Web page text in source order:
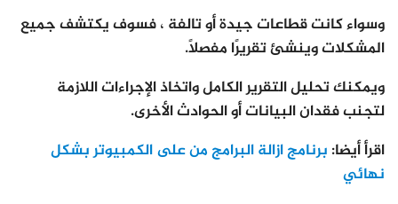
وسواء كانت قطاعات جيدة أو تالفة ، فسوف يكتشف جميع
المشكلات وينشئ تقريرًا مفصلاً.
ويمكنك تحليل التقرير الكامل واتخاذ الإجراءات اللازمة
لتجنب فقدان البيانات أو الحوادث الأخرى.
اقرأ أيضا: برنامج ازالة البرامج من على الكمبيوتر بشكل
نهائي